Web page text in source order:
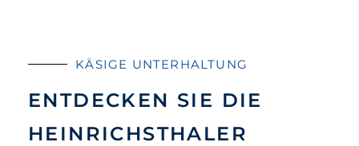
KÄSIGE UNTERHALTUNG
ENTDECKEN SIE DIE
HEINRICHSTHALER